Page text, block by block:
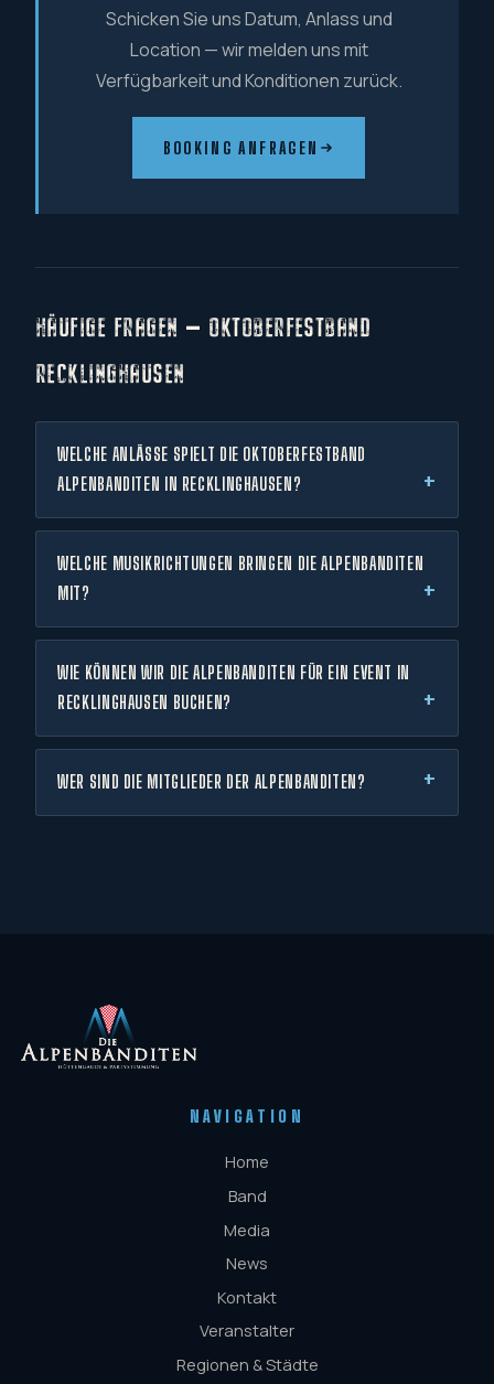
Schicken Sie uns Datum, Anlass und
Location — wir melden uns mit
Verfügbarkeit und Konditionen zurück.
BOOKING ANFRAGEN
HÄUFIGE FRAGEN — OKTOBERFESTBAND
RECKLINGHAUSEN
WELCHE ANLÄSSE SPIELT DIE OKTOBERFESTBAND
ALPENBANDITEN IN RECKLINGHAUSEN?
WELCHE MUSIKRICHTUNGEN BRINGEN DIE ALPENBANDITEN
MIT?
WIE KÖNNEN WIR DIE ALPENBANDITEN FÜR EIN EVENT IN
RECKLINGHAUSEN BUCHEN?
WER SIND DIE MITGLIEDER DER ALPENBANDITEN?
NAVIGATION
Home
Band
Media
News
Kontakt
Veranstalter
Regionen & Städte